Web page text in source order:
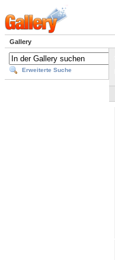
Gallery
Erweiterte Suche